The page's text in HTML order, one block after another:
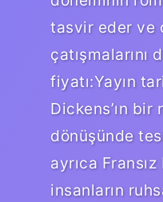
tasvir eder ve
fiyatı:Yayın
Dickens’ın bir
dönüşünde
ayrıca
insanların